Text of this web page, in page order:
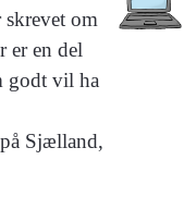
skrevet om
er en del
godt vil ha
Sjælland,